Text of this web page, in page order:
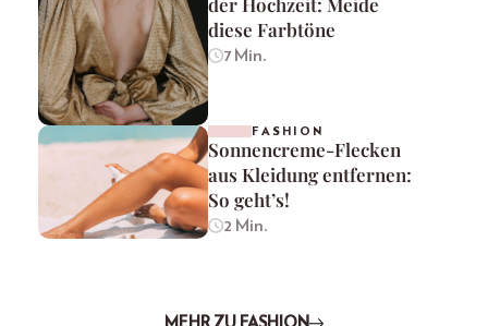
diese Farbtöne
7 Min.
FASHION
Sonnencreme-Flecken
aus Kleidung entfernen:
So geht’s!
2 Min.